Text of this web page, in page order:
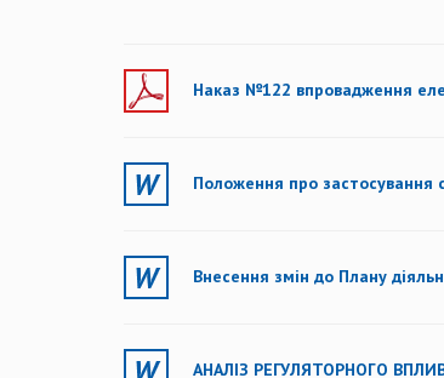
Наказ №122 впровадження
Положення про застосування
Внесення змін до Плану
АНАЛІЗ РЕГУЛЯТОРНОГО